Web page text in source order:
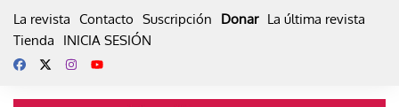
La revista Contacto Suscripción Donar La última revista
Tienda
INICIA SESIÓN